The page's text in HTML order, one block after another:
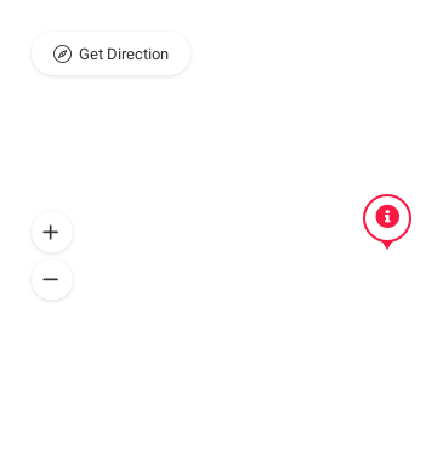
Get Direction